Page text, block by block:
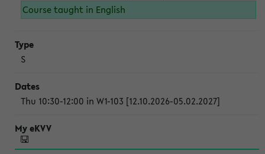
Course taught in English
S
Thu 10:30-12:00 in W1-103 [12.10.2026-05.02.2027]